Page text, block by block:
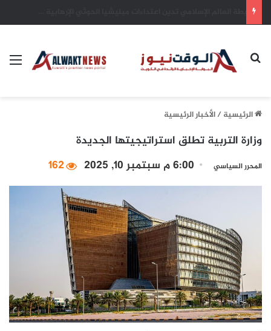
بحث عن
الرئيسية/الأخبار الرئيسية
وزارة التربية تطلق استراتيجيتها الجديدة
المحرر السياسي 6:00 م سبتمبر 10, 2025 162